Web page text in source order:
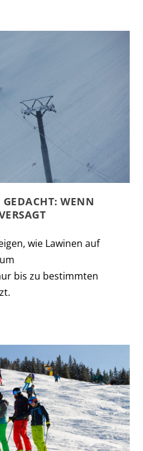
WENN
wie Lawinen auf
bis zu bestimmten